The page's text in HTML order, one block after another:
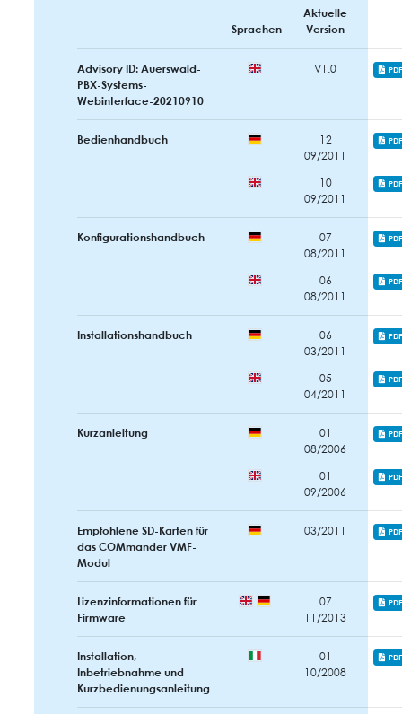
Sprachen
Aktuelle
Version
Advisory ID: Auerswald-
PBX-Systems-
Webinterface-20210910
V1.0 PDF
Bedienhandbuch
12
09/2011
PDF
10
09/2011
PDF
Konfigurationshandbuch
07
08/2011
PDF
06
08/2011
PDF
Installationshandbuch
06
03/2011
PDF
05
04/2011
PDF
Kurzanleitung
01
08/2006
PDF
01
09/2006
PDF
Empfohlene SD-Karten für
das COMmander VMF-
Modul
03/2011 PDF
Lizenzinformationen für
Firmware
07
11/2013
PDF
Installation,
Inbetriebnahme und
Kurzbedienungsanleitung
01
10/2008
PDF